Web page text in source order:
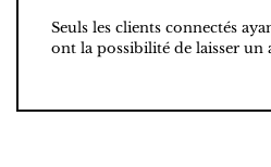
Seuls les clients connectés
ont la possibilité de laisser un